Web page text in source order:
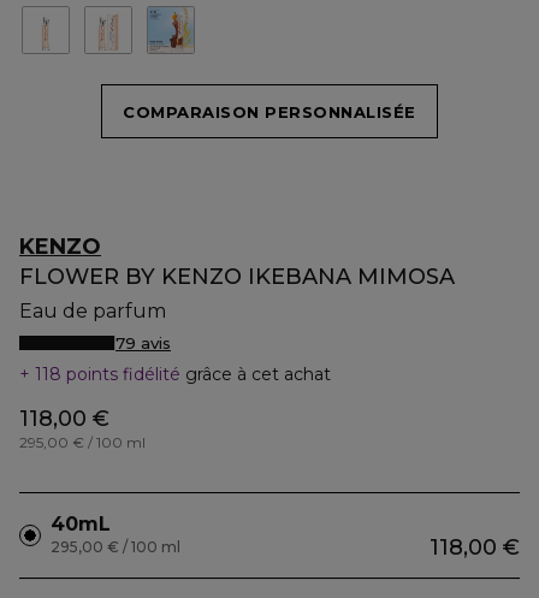
COMPARAISON PERSONNALISÉE
KENZO
FLOWER BY KENZO IKEBANA MIMOSA
Eau de parfum
79 avis
118 points fidélité grâce à cet achat
118,00 €
295,00 € / 100 ml
40mL
118,00 €
295,00 € / 100 ml